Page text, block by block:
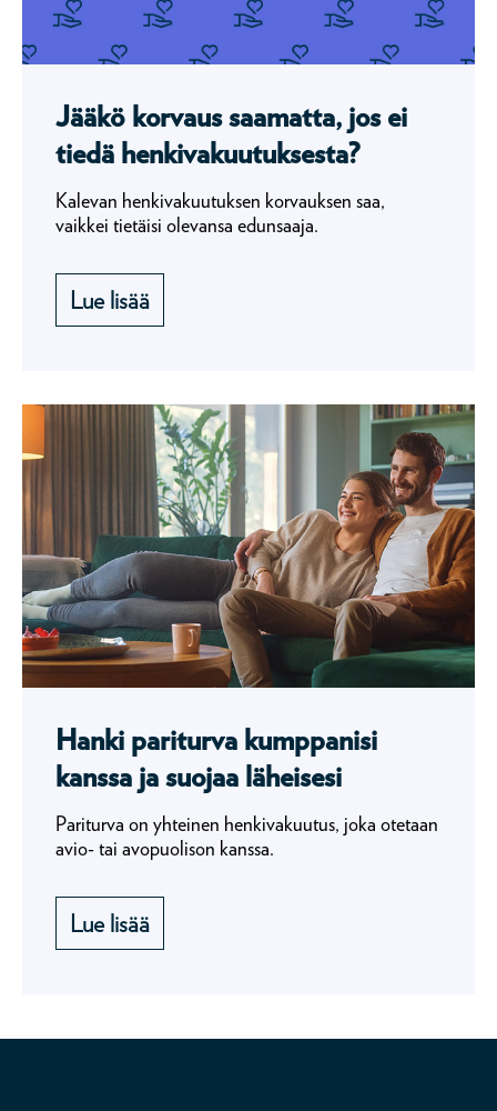
Jääkö korvaus saamatta, jos ei
tiedä henkivakuutuksesta?
Kalevan henkivakuutuksen korvauksen saa,
vaikkei tietäisi olevansa edunsaaja.
Lue lisää
Hanki pariturva kumppanisi
kanssa ja suojaa läheisesi
Pariturva on yhteinen henkivakuutus, joka otetaan
avio- tai avopuolison kanssa.
Lue lisää